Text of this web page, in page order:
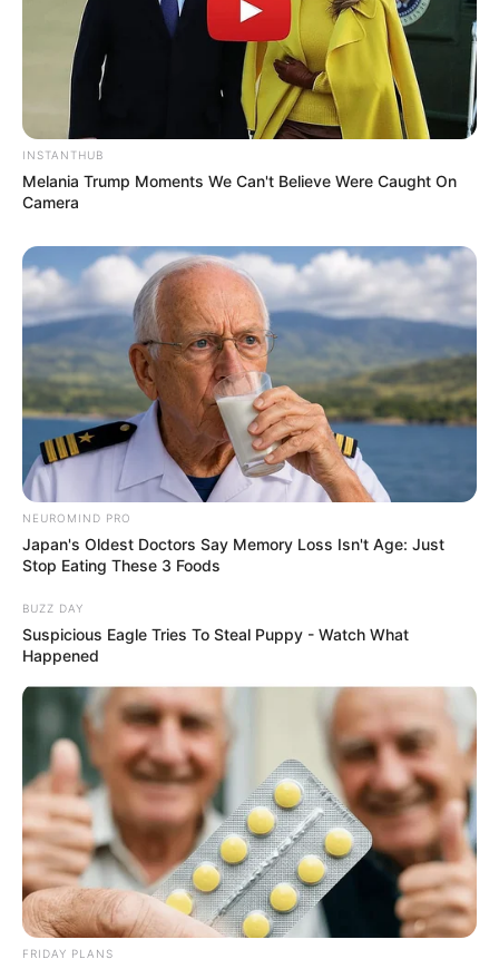
INSTANTHUB
Melania Trump Moments We Can't Believe Were Caught On
Camera
NEUROMIND PRO
Japan's Oldest Doctors Say Memory Loss Isn't Age: Just
Stop Eating These 3 Foods
BUZZ DAY
Suspicious Eagle Tries To Steal Puppy - Watch What
Happened
FRIDAY PLANS